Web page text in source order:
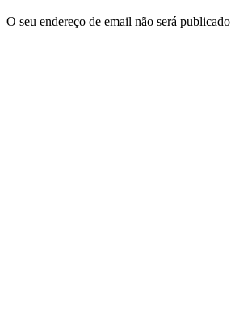
O seu endereço de email não será publicado